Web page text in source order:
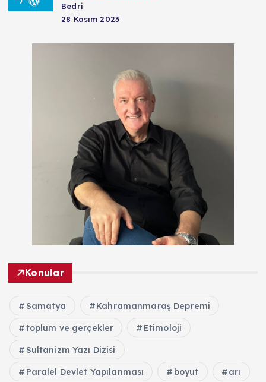
Bedri
28 Kasım 2023
Konular
Samatya Kahramanmaraş Depremi
toplum ve gerçekler Etimoloji
Sultanizm Yazı Dizisi
Paralel Devlet Yapılanması boyut arı